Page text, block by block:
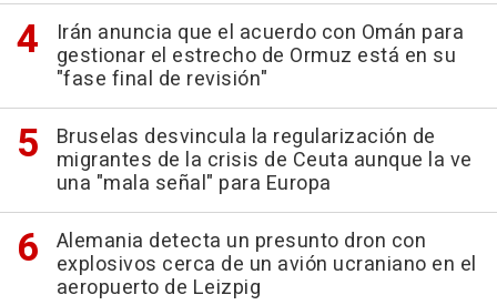
Irán anuncia que el acuerdo con Omán para
gestionar el estrecho de Ormuz está en su
"fase final de revisión"
Bruselas desvincula la regularización de
migrantes de la crisis de Ceuta aunque la ve
una "mala señal" para Europa
Alemania detecta un presunto dron con
explosivos cerca de un avión ucraniano en el
aeropuerto de Leizpig